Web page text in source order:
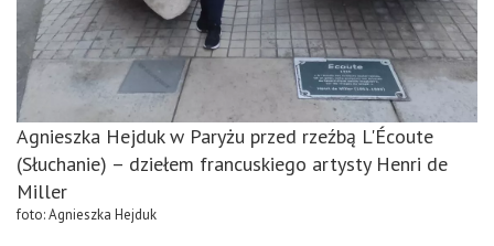
Agnieszka Hejduk w Paryżu przed rzeźbą L'Écoute
(Słuchanie) – dziełem francuskiego artysty Henri de
Miller
foto: Agnieszka Hejduk